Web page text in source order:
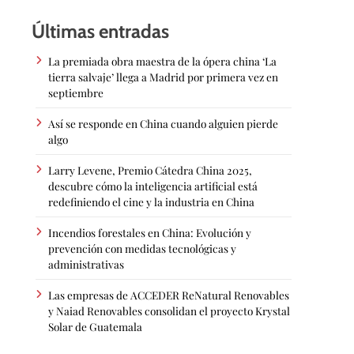
Últimas entradas
La premiada obra maestra de la ópera china ‘La
tierra salvaje’ llega a Madrid por primera vez en
septiembre
Así se responde en China cuando alguien pierde
algo
Larry Levene, Premio Cátedra China 2025,
descubre cómo la inteligencia artificial está
redefiniendo el cine y la industria en China
Incendios forestales en China: Evolución y
prevención con medidas tecnológicas y
administrativas
Las empresas de ACCEDER ReNatural Renovables
y Naiad Renovables consolidan el proyecto Krystal
Solar de Guatemala